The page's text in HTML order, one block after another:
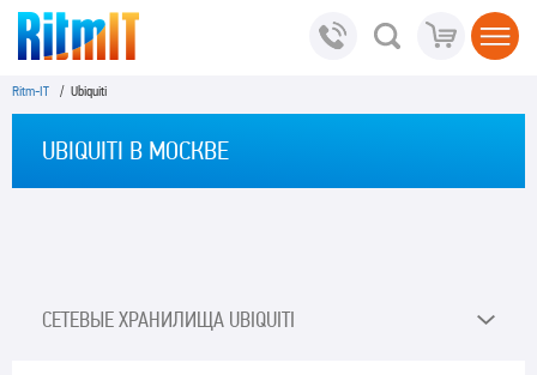
Ritm-IT / Ubiquiti
UBIQUITI В МОСКВЕ
СЕТЕВЫЕ ХРАНИЛИЩА UBIQUITI